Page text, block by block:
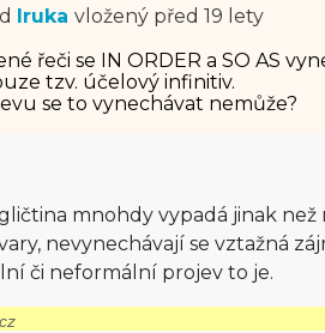
Iruka vložený před 19 lety
řeči se IN ORDER a SO AS
tzv. účelový infinitiv.
se to vynechávat nemůže?
mnohdy vypadá jinak než
nevynechávají se vztažná
či neformální projev to je.